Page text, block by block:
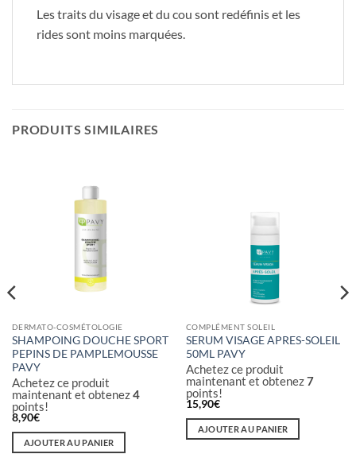
Les traits du visage et du cou sont redéfinis et les
rides sont moins marquées.
PRODUITS SIMILAIRES
DERMATO-COSMÉTOLOGIE
SHAMPOING DOUCHE SPORT
PEPINS DE PAMPLEMOUSSE
PAVY
Achetez ce produit
maintenant et obtenez4
points!
8,90€
AJOUTER AU PANIER
COMPLÉMENT SOLEIL
SERUM VISAGE APRES-SOLEIL
50ML PAVY
Achetez ce produit
maintenant et obtenez7
points!
15,90€
AJOUTER AU PANIER